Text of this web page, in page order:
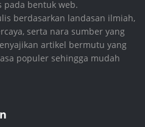
pada bentuk web.
berdasarkan landasan ilmiah,
serta nara sumber yang
artikel bermutu yang
populer sehingga mudah